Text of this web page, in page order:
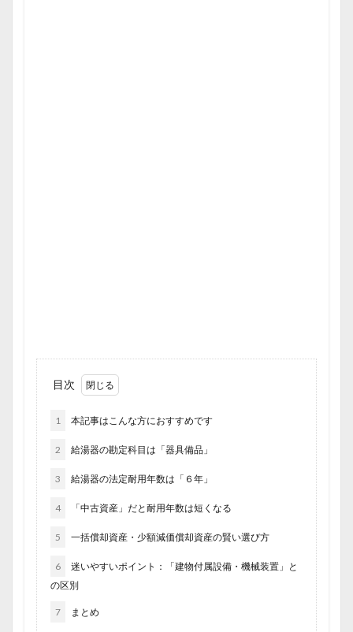
目次
1 本記事はこんな方におすすめです
2 給湯器の勘定科目は「器具備品」
3 給湯器の法定耐用年数は「６年」
4 「中古資産」だと耐用年数は短くなる
5 一括償却資産・少額減価償却資産の賢い選び方
6
迷いやすいポイント：「建物付属設備・機械装置」と
の区別
7 まとめ